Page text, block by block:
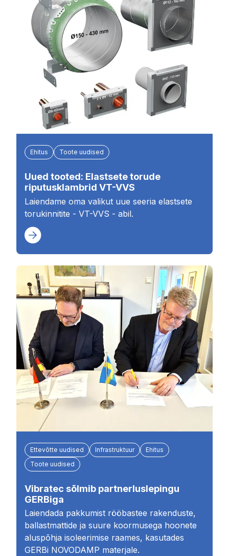
Ehitus Toote uudised
Uued tooted: Elastsete torude
riputusklambrid VT-VVS
Laiendame oma valikut uue seeria elastsete
torukinnitite - VT-VVS - abil.
Ettevõtte uudised Infrastruktuur
Ehitus
Toote uudised
Vibratec sõlmib partnerluslepingu
GERBiga
Laiendada pakkumist rööbastee rakenduste,
ballastmattide ja suure koormusega hoonete
aluspõhja isoleerimise raames, kasutades
GERBi NOVODAMP materjale.